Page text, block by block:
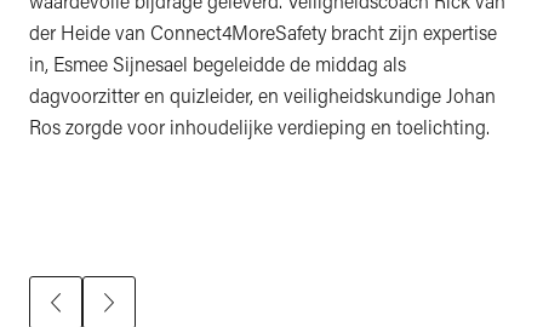
der Heide van Connect4MoreSafety bracht zijn expertise
in, Esmee Sijnesael begeleidde de middag als
dagvoorzitter en quizleider, en veiligheidskundige Johan
Ros zorgde voor inhoudelijke verdieping en toelichting.